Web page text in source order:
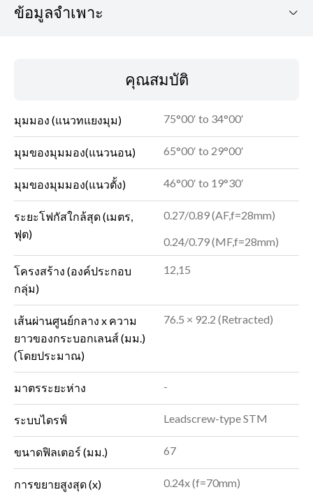
ข้อมูลจำเพาะ
คุณสมบัติ
มุมมอง (แนวทแยงมุม) 75°00′ to 34°00′
มุมของมุมมอง(แนวนอน) 65°00′ to 29°00′
มุมของมุมมอง(แนวตั้ง) 46°00′ to 19°30′
ระยะโฟกัสใกล้สุด (เมตร,
ฟุต)
0.27/0.89 (AF,f=28mm)
0.24/0.79 (MF,f=28mm)
โครงสร้าง (องค์ประกอบ
กลุ่ม)
12,15
เส้นผ่านศูนย์กลาง x ความ
ยาวของกระบอกเลนส์ (มม.)
(โดยประมาณ)
76.5 × 92.2 (Retracted)
มาตรระยะห่าง -
ระบบไดรฟ์ Leadscrew-type STM
ขนาดฟิลเตอร์ (มม.) 67
การขยายสูงสุด (x) 0.24x (f=70mm)